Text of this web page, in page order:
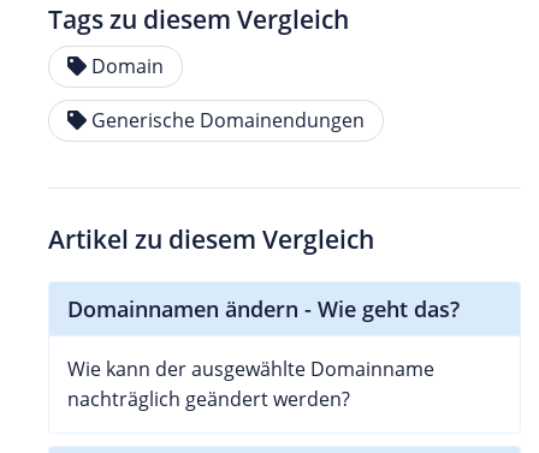
Tags zu diesem Vergleich
Domain
Generische Domainendungen
Artikel zu diesem Vergleich
Domainnamen ändern - Wie geht das?
Wie kann der ausgewählte Domainname
nachträglich geändert werden?